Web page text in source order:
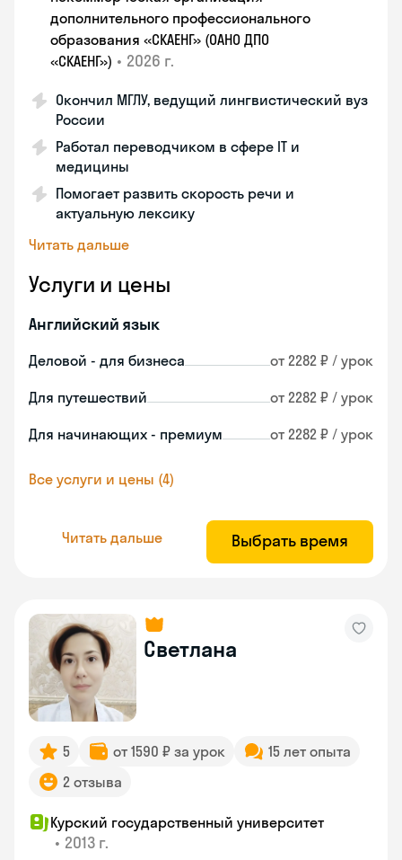
дополнительного профессионального
образования «СКАЕНГ» (ОАНО ДПО
«СКАЕНГ») • 2026 г.
Окончил МГЛУ, ведущий лингвистический вуз
России
Работал переводчиком в сфере IT и
медицины
Помогает развить скорость речи и
актуальную лексику
Читать дальше
Услуги и цены
Английский язык
Деловой - для бизнеса от 2282 ₽ / урок
Для путешествий от 2282 ₽ / урок
Для начинающих - премиум от 2282 ₽ / урок
Все услуги и цены (4)
Читать дальше Выбрать время
Светлана
5 от 1590 ₽ за урок
15 лет опыта
2 отзыва
Курский государственный университет
• 2013 г.